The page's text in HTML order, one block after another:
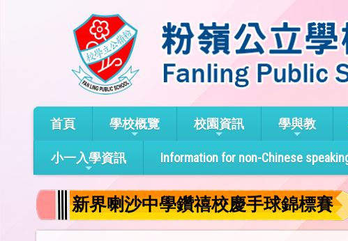
首頁 學校概覽 校園資訊 學與教
小一入學資訊 Information for non-Chinese
新界喇沙中學鑽禧校慶手球錦標賽